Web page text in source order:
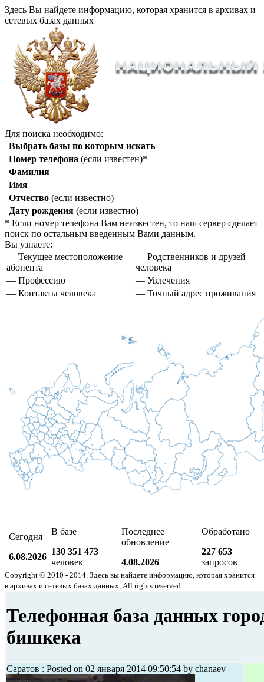
Здесь Вы найдете информацию, которая хранится в архивах и
сетевых базах данных
Для поиска необходимо:
Выбрать базы по которым искать
Номер телефона (если известен)*
Фамилия
Имя
Отчество (если известно)
Дату рождения (если известно)
* Если номер телефона Вам неизвестен, то наш сервер сделает
поиск по остальным введенным Вами данным.
Вы узнаете:
— Текущее местоположение
абонента
— Родственников и друзей
человека
— Профессию
— Увлечения
— Контакты человека
— Точный адрес проживания
Сегодня
6.08.2026
В базе
130 351 473
человек
Последнее
обновление
4.08.2026
Обработано
227 653
запросов
Copyright © 2010 - 2014. Здесь вы найдете информацию, которая хранится
в архивах и сетевых базах данных, All rights reserved.
Телефонная база данных
бишкека
Саратов : Posted on 02 января 2014 09:50:54 by chanaev